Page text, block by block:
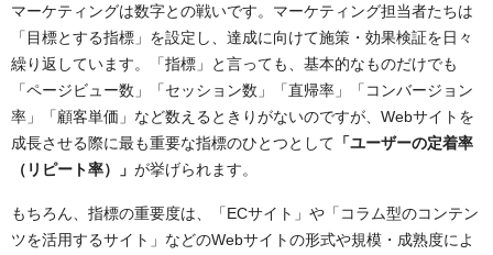
マーケティングは数字との戦いです。マーケティング担当者たちは
「目標とする指標」を設定し、達成に向けて施策・効果検証を日々
繰り返しています。「指標」と言っても、基本的なものだけでも
「ページビュー数」「セッション数」「直帰率」「コンバージョン
率」「顧客単価」など数えるときりがないのですが、Webサイトを
成長させる際に最も重要な指標のひとつとして 「ユーザーの定着率
（リピート率）」 が挙げられます。
もちろん、指標の重要度は、「ECサイト」や「コラム型のコンテン
ツを活用するサイト」などのWebサイトの形式や規模・成熟度によ